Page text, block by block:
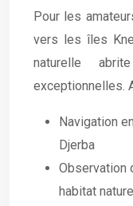
Pour les
vers les îles
naturelle
exceptionnelles.
Navigation
Djerba
Observation
habitat